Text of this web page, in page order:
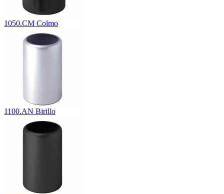
1050.CM Colmo
1100.AN Birillo